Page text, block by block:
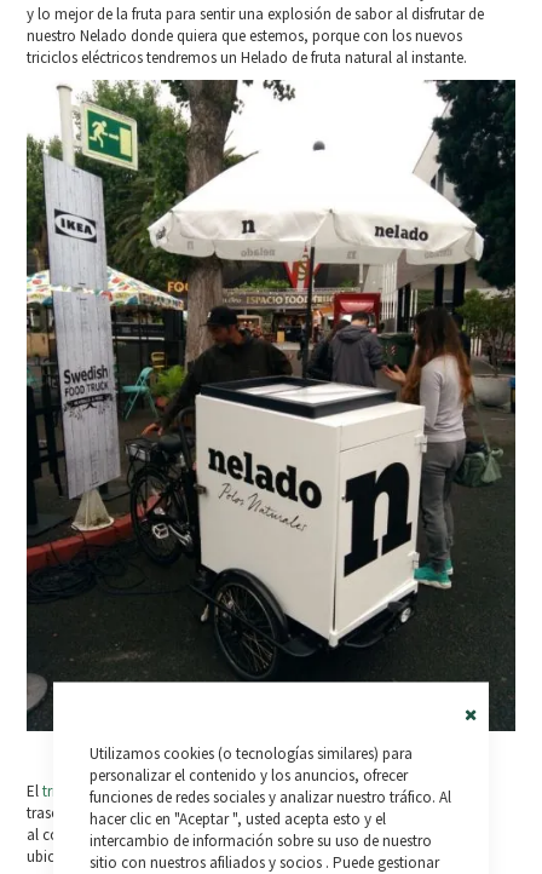
Utilizamos cookies (o tecnologías similares) para
personalizar el contenido y los anuncios, ofrecer
funciones de redes sociales y analizar nuestro tráfico. Al
hacer clic en "Aceptar ", usted acepta esto y el
intercambio de información sobre su uso de nuestro
sitio con nuestros afiliados y socios . Puede gestionar
y lo mejor de la fruta para sentir una explosión de sabor al disfrutar de
nuestro Nelado donde quiera que estemos, porque con los nuevos
triciclos eléctricos tendremos un Helado de fruta natural al instante.
Eltrike eléctrico de cargacuenta con un motor ubicado en la rueda
trasera de 250w potencia nominal y picos de 600 Watios, gracias
al controlador de 17ah escondido dentro de la batería de litio de 10ah,
ubicados en la parte trasera para obtener un reparto óptimo de pesos.